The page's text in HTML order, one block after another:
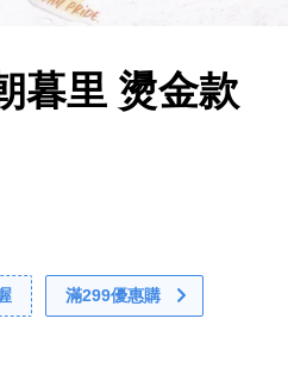
暮里 燙金款
滿299優惠購